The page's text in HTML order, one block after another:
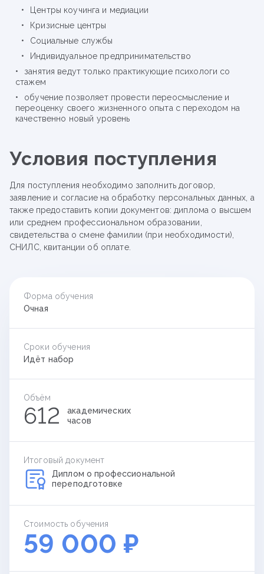
Центры коучинга и медиации
Кризисные центры
Социальные службы
Индивидуальное предпринимательство
занятия ведут только практикующие психологи со
стажем
обучение позволяет провести переосмысление и
переоценку своего жизненного опыта с переходом на
качественно новый уровень
Условия поступления
Для поступления необходимо заполнить договор,
заявление и согласие на обработку персональных данных, а
также предоставить копии документов: диплома о высшем
или среднем профессиональном образовании,
свидетельства о смене фамилии (при необходимости),
СНИЛС, квитанции об оплате.
Форма обучения
Очная
Сроки обучения
Идёт набор
Объём
612
академических
часов
Итоговый документ
Диплом о профессиональной
переподготовке
Стоимость обучения
59 000 ₽